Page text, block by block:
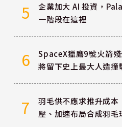
5
企業加大 AI 投資，
一階段在這裡
6
SpaceX獵鷹9號火箭
將留下史上最大人造撞
7
羽毛供不應求推升成
壓、加速布局合成羽毛